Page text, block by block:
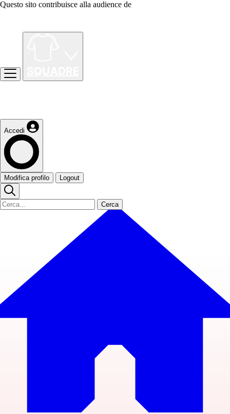
Questo sito contribuisce alla audience de
Accedi
Modifica profilo Logout
Cerca